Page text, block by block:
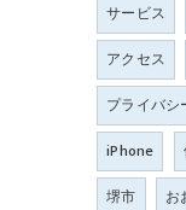
サービス
アクセス
プライバシ
iPhone
堺市
お